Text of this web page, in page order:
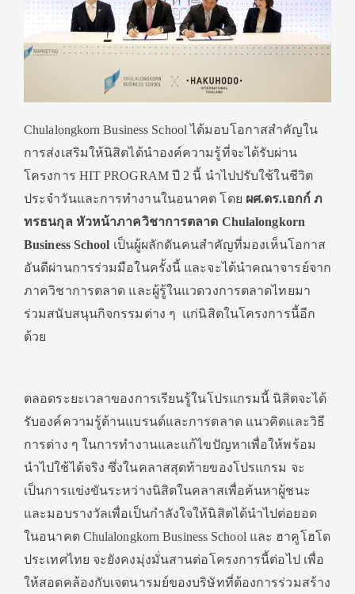
Chulalongkorn Business School ได้มอบโอกาสสำคัญใน
การส่งเสริมให้นิสิตได้นำองค์ความรู้ที่จะได้รับผ่าน
โครงการ HIT PROGRAM ปี 2 นี้ นำไปปรับใช้ในชีวิต
ประจำวันและการทำงานในอนาคต โดย ผศ.ดร.เอกก์ ภ
ทรธนกุล หัวหน้าภาควิชาการตลาด Chulalongkorn
Business School เป็นผู้ผลักดันคนสำคัญที่มองเห็นโอกาส
อันดีผ่านการร่วมมือในครั้งนี้ และจะได้นำคณาจารย์จาก
ภาควิชาการตลาด และผู้รู้ในแวดวงการตลาดไทยมา
ร่วมสนับสนุนกิจกรรมต่าง ๆ แก่นิสิตในโครงการนี้อีก
ด้วย
ตลอดระยะเวลาของการเรียนรู้ในโปรแกรมนี้ นิสิตจะได้
รับองค์ความรู้ด้านแบรนด์และการตลาด แนวคิดและวิธี
การต่าง ๆ ในการทำงานและแก้ไขปัญหาเพื่อให้พร้อม
นำไปใช้ได้จริง ซึ่งในคลาสสุดท้ายของโปรแกรม จะ
เป็นการแข่งขันระหว่างนิสิตในคลาสเพื่อค้นหาผู้ชนะ
และมอบรางวัลเพื่อเป็นกำลังใจให้นิสิตได้นำไปต่อยอด
ในอนาคต Chulalongkorn Business School และ ฮาคูโฮโด
ประเทศไทย จะยังคงมุ่งมั่นสานต่อโครงการนี้ต่อไป เพื่อ
ให้สอดคล้องกับเจตนารมย์ของบริษัทที่ต้องการร่วมสร้าง